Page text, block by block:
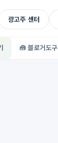
광고주 센터
🧰 블로거도구